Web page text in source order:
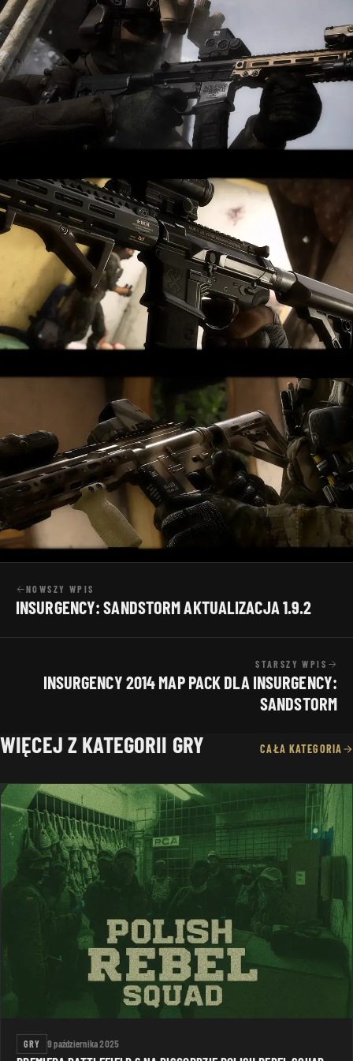
NOWSZY WPIS
INSURGENCY: SANDSTORM AKTUALIZACJA 1.9.2
STARSZY WPIS
INSURGENCY 2014 MAP PACK DLA INSURGENCY:
SANDSTORM
WIĘCEJ Z KATEGORII GRY CAŁA KATEGORIA
GRY 9 października 2025